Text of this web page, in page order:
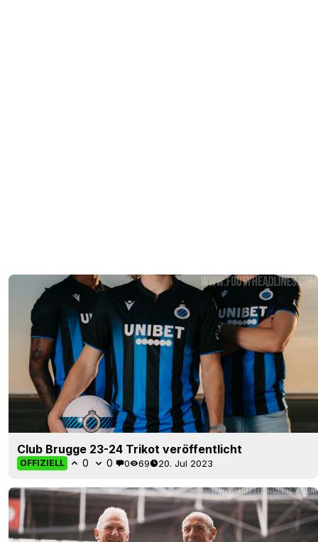
Club Brugge 23-24 Trikot veröffentlicht
OFFIZIELL 0 0 0 69 20. Jul 2023